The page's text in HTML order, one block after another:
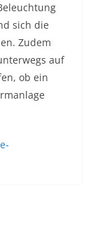
sich die
Zudem
auf
ob ein